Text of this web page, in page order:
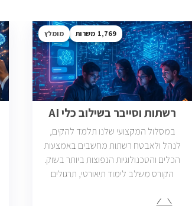
1,769 מומלץ
רשתות וסייבר בשילוב כלי AI
במסלול המקצועי שלנו תלמד להקים,
לנהל ולאבטח רשתות מחשבים באמצעות
הכלים והטכנולוגיות הנפוצות ביותר בשוק.
הקורס משלב לימוד תיאורטי, תרגולים
שתוכל להתחיל לעבוד במשרות בתחום ה-